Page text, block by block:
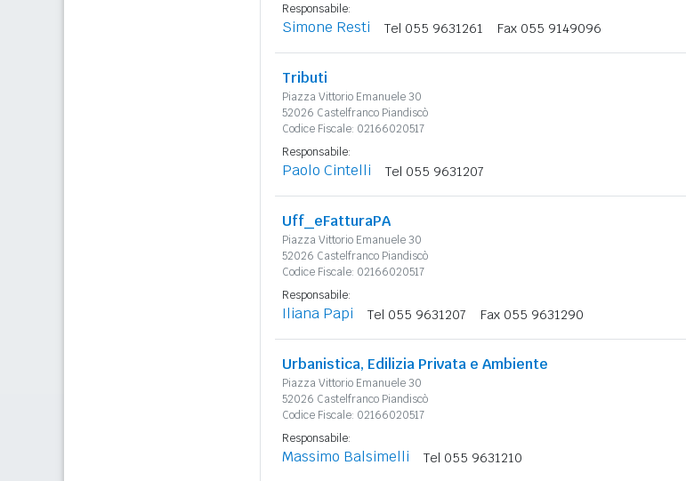
Responsabile:
Simone Resti Tel 055 9631261 Fax 055 9149096
Tributi
Piazza Vittorio Emanuele 30
52026 Castelfranco Piandiscò
Codice Fiscale: 02166020517
Responsabile:
Paolo Cintelli Tel 055 9631207
Uff_eFatturaPA
Piazza Vittorio Emanuele 30
52026 Castelfranco Piandiscò
Codice Fiscale: 02166020517
Responsabile:
Iliana Papi Tel 055 9631207 Fax 055 9631290
Urbanistica, Edilizia Privata e Ambiente
Piazza Vittorio Emanuele 30
52026 Castelfranco Piandiscò
Codice Fiscale: 02166020517
Responsabile:
Massimo Balsimelli Tel 055 9631210